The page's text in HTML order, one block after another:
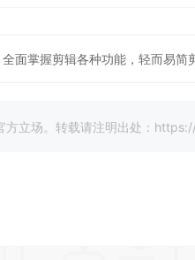
面掌握剪辑各种功能，轻而易简
方立场。转载请注明出处：